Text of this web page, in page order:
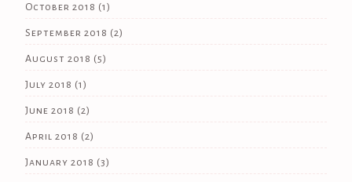
October 2018 (1)
September 2018 (2)
August 2018 (5)
July 2018 (1)
June 2018 (2)
April 2018 (2)
January 2018 (3)